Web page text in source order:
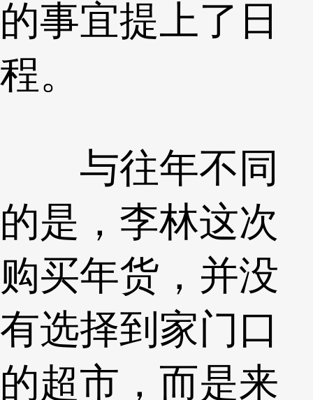
的事宜提上了日
程。
与往年不同
的是，李林这次
购买年货，并没
有选择到家门口
的超市，而是来